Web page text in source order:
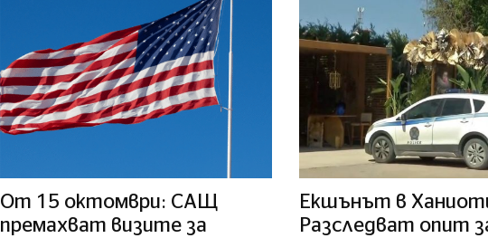
От 15 октомври: САЩ
премахват визите за
Екшънът в
Разследват опит